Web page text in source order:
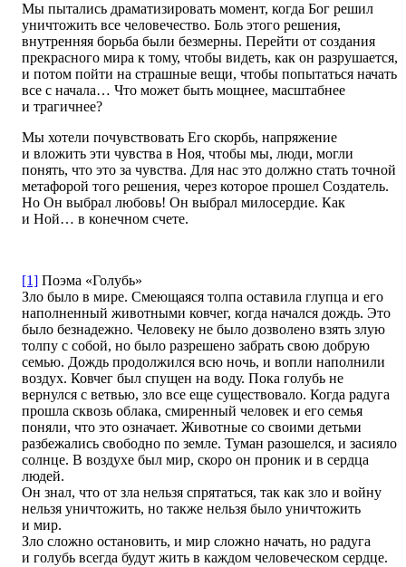
Мы пытались драматизировать момент, когда Бог решил
уничтожить все человечество. Боль этого решения,
внутренняя борьба были безмерны. Перейти от создания
прекрасного мира к тому, чтобы видеть, как он разрушается,
и потом пойти на страшные вещи, чтобы попытаться начать
все с начала… Что может быть мощнее, масштабнее
и трагичнее?
Мы хотели почувствовать Его скорбь, напряжение
и вложить эти чувства в Ноя, чтобы мы, люди, могли
понять, что это за чувства. Для нас это должно стать точной
метафорой того решения, через которое прошел Создатель.
Но Он выбрал любовь! Он выбрал милосердие. Как
и Ной… в конечном счете.
[1] Поэма «Голубь»
Зло было в мире. Смеющаяся толпа оставила глупца и его
наполненный животными ковчег, когда начался дождь. Это
было безнадежно. Человеку не было дозволено взять злую
толпу с собой, но было разрешено забрать свою добрую
семью. Дождь продолжился всю ночь, и вопли наполнили
воздух. Ковчег был спущен на воду. Пока голубь не
вернулся с ветвью, зло все еще существовало. Когда радуга
прошла сквозь облака, смиренный человек и его семья
поняли, что это означает. Животные со своими детьми
разбежались свободно по земле. Туман разошелся, и засияло
солнце. В воздухе был мир, скоро он проник и в сердца
людей.
Он знал, что от зла нельзя спрятаться, так как зло и войну
нельзя уничтожить, но также нельзя было уничтожить
и мир.
Зло сложно остановить, и мир сложно начать, но радуга
и голубь всегда будут жить в каждом человеческом сердце.